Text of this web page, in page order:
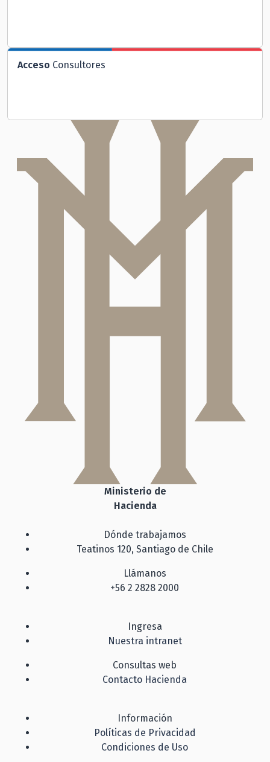
Acceso Consultores
Ministerio de
Hacienda
Dónde trabajamos
Teatinos 120, Santiago de Chile
Llámanos
+56 2 2828 2000
Ingresa
Nuestra intranet
Consultas web
Contacto Hacienda
Información
Políticas de Privacidad
Condiciones de Uso